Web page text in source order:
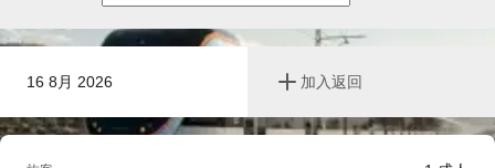
16 8月 2026 加入返回